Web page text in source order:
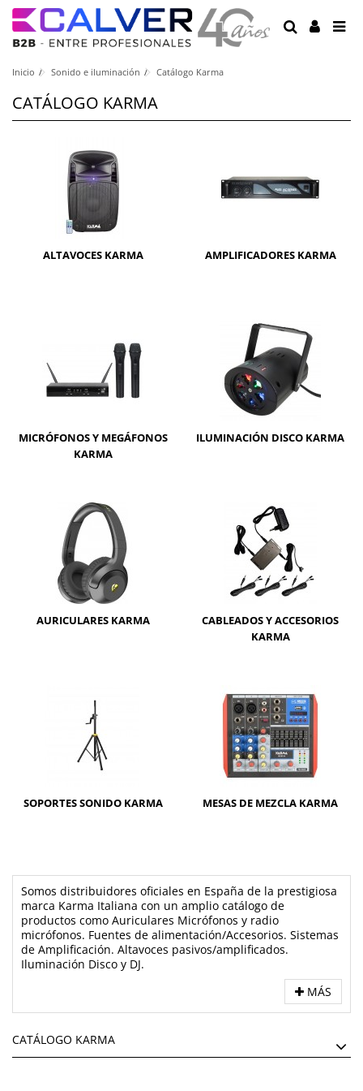
Inicio Sonido e iluminación Catálogo Karma
CATÁLOGO KARMA
ALTAVOCES KARMA AMPLIFICADORES KARMA
MICRÓFONOS Y MEGÁFONOS
KARMA
ILUMINACIÓN DISCO KARMA
AURICULARES KARMA
CABLEADOS Y ACCESORIOS
KARMA
SOPORTES SONIDO KARMA MESAS DE MEZCLA KARMA
Somos distribuidores oficiales en España de la prestigiosa
marca Karma Italiana con un amplio catálogo de
productos como Auriculares Micrófonos y radio
micrófonos. Fuentes de alimentación/Accesorios. Sistemas
de Amplificación. Altavoces pasivos/amplificados.
Iluminación Disco y DJ.
MÁS
CATÁLOGO KARMA